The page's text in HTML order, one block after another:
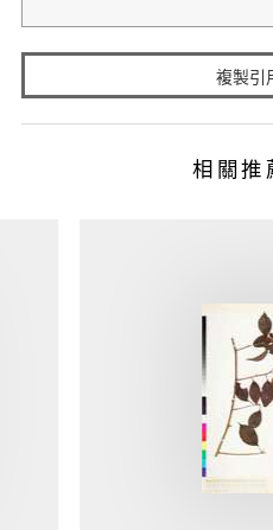
複製引
相關推